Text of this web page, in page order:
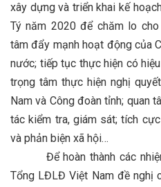
xây dựng và triển khai kế
Tý năm 2020 để chăm lo
tâm đẩy mạnh hoạt động của
nước; tiếp tục thực hiện có
trọng tâm thực hiện nghị
Nam và Công đoàn tỉnh; quan
tác kiểm tra, giám sát; tích
và phản biện xã hội…
Để hoàn thành các
Tổng LĐLĐ Việt Nam đề nghị